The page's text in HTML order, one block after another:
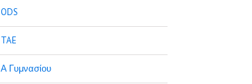
ODS
TAE
Α Γυμνασίου